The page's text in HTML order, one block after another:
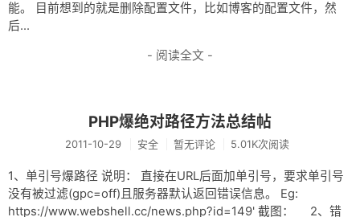
能。 目前想到的就是删除配置文件，比如博客的配置文件，然
后...
- 阅读全文 -
PHP爆绝对路径方法总结帖
2011-10-29 安全 暂无评论 5.01K次阅读
1、单引号爆路径 说明： 直接在URL后面加单引号，要求单引号
没有被过滤(gpc=off)且服务器默认返回错误信息。 Eg:
https://www.webshell.cc/news.php?id=149' 截图： 2、错